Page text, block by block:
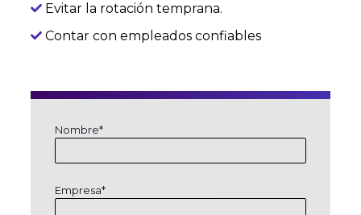
Evitar la rotación temprana.
Contar con empleados confiables
Nombre*
Empresa*